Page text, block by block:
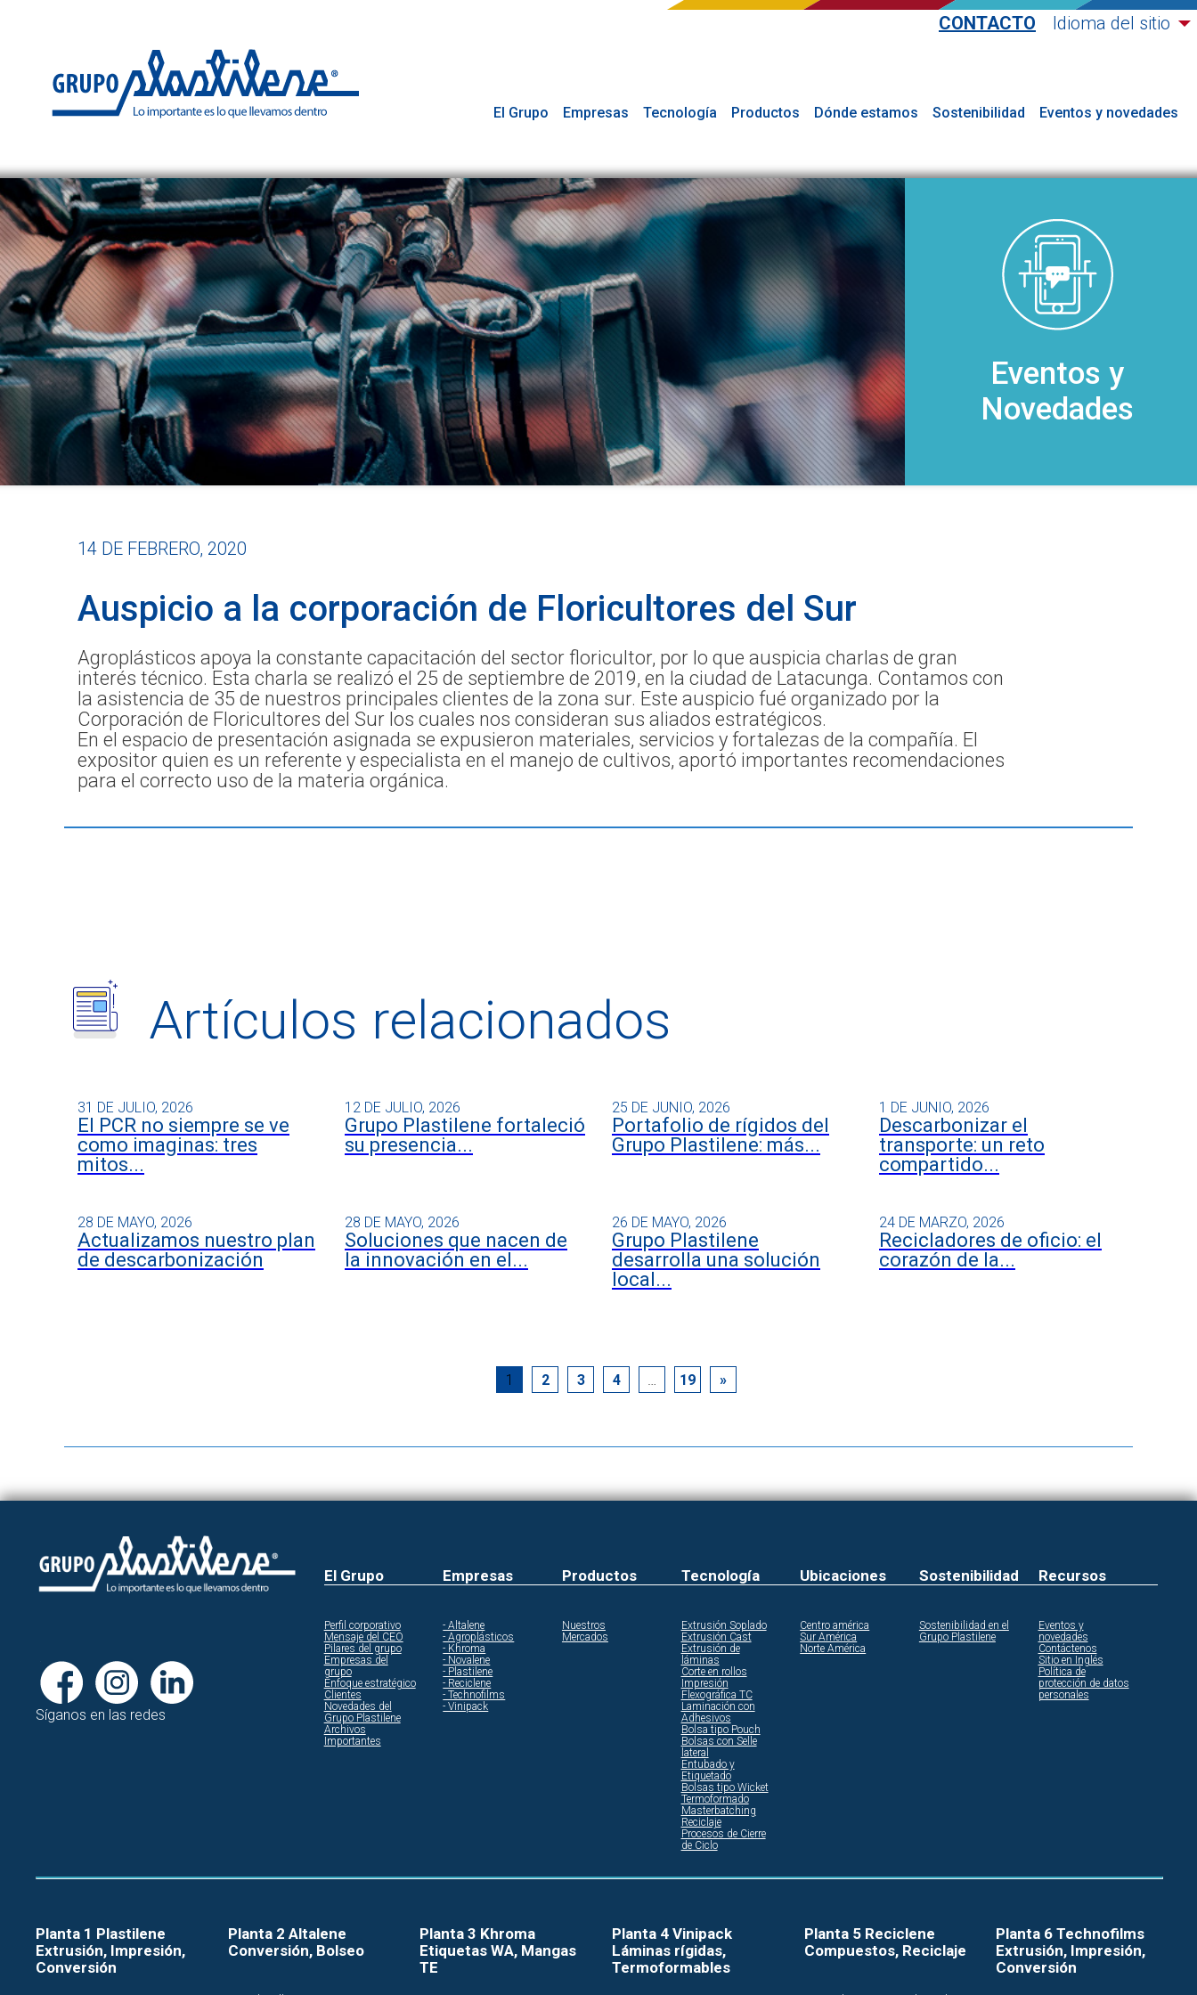
CONTACTO Idioma del sitio
El Grupo Empresas Tecnología Productos Dónde estamos Sostenibilidad Eventos y novedades
Eventos y
Novedades
14 DE FEBRERO, 2020
Auspicio a la corporación de Floricultores del Sur
Agroplásticos apoya la constante capacitación del sector floricultor, por lo que auspicia charlas de gran
interés técnico. Esta charla se realizó el 25 de septiembre de 2019, en la ciudad de Latacunga. Contamos con
la asistencia de 35 de nuestros principales clientes de la zona sur. Este auspicio fué organizado por la
Corporación de Floricultores del Sur los cuales nos consideran sus aliados estratégicos.
En el espacio de presentación asignada se expusieron materiales, servicios y fortalezas de la compañía. El
expositor quien es un referente y especialista en el manejo de cultivos, aportó importantes recomendaciones
para el correcto uso de la materia orgánica.
Artículos relacionados
31 DE JULIO, 2026
El PCR no siempre se ve
como imaginas: tres
mitos...
12 DE JULIO, 2026
Grupo Plastilene fortaleció
su presencia...
25 DE JUNIO, 2026
Portafolio de rígidos del
Grupo Plastilene: más...
1 DE JUNIO, 2026
Descarbonizar el
transporte: un reto
compartido...
28 DE MAYO, 2026
Actualizamos nuestro plan
de descarbonización
28 DE MAYO, 2026
Soluciones que nacen de
la innovación en el...
26 DE MAYO, 2026
Grupo Plastilene
desarrolla una solución
local...
24 DE MARZO, 2026
Recicladores de oficio: el
corazón de la...
1 2 3 4 … 19 »
Síganos en las redes
El Grupo
Perfil corporativo
Mensaje del CEO
Pilares del grupo
Empresas del
grupo
Enfoque estratégico
Clientes
Novedades del
Grupo Plastilene
Archivos
Importantes
Empresas
- Altalene
- Agroplásticos
- Khroma
- Novalene
- Plastilene
- Reciclene
- Technofilms
- Vinipack
Productos
Nuestros
Mercados
Tecnología
Extrusión Soplado
Extrusión Cast
Extrusión de
láminas
Corte en rollos
Impresión
Flexográfica TC
Laminación con
Adhesivos
Bolsa tipo Pouch
Bolsas con Selle
lateral
Entubado y
Etiquetado
Bolsas tipo Wicket
Termoformado
Masterbatching
Reciclaje
Procesos de Cierre
de Ciclo
Ubicaciones
Centro américa
Sur América
Norte América
Sostenibilidad
Sostenibilidad en el
Grupo Plastilene
Recursos
Eventos y
novedades
Contáctenos
Sitio en Inglés
Política de
protección de datos
personales
Planta 1 Plastilene
Extrusión, Impresión,
Conversión
Planta 2 Altalene
Conversión, Bolseo
Planta 3 Khroma
Etiquetas WA, Mangas
TE
Planta 4 Vinipack
Láminas rígidas,
Termoformables
Planta 5 Reciclene
Compuestos, Reciclaje
Planta 6 Technofilms
Extrusión, Impresión,
Conversión